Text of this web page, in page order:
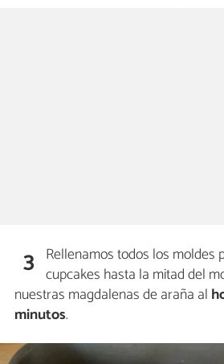
3 Rellenamos todos los moldes
cupcakes hasta la mitad del
nuestras magdalenas de araña al
minutos.